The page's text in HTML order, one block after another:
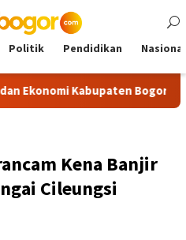
Politik Pendidikan Nasional
Kabupaten Bogor Tour
Kena Banjir
Cileungsi